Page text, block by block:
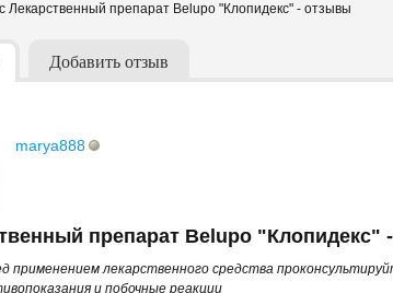
Лекарственный препарат Belupo "Клопидекс" - отзывы
Добавить отзыв
marya888
препарат Belupo "Клопидекс"
применением лекарственного средства
и побочные реакции